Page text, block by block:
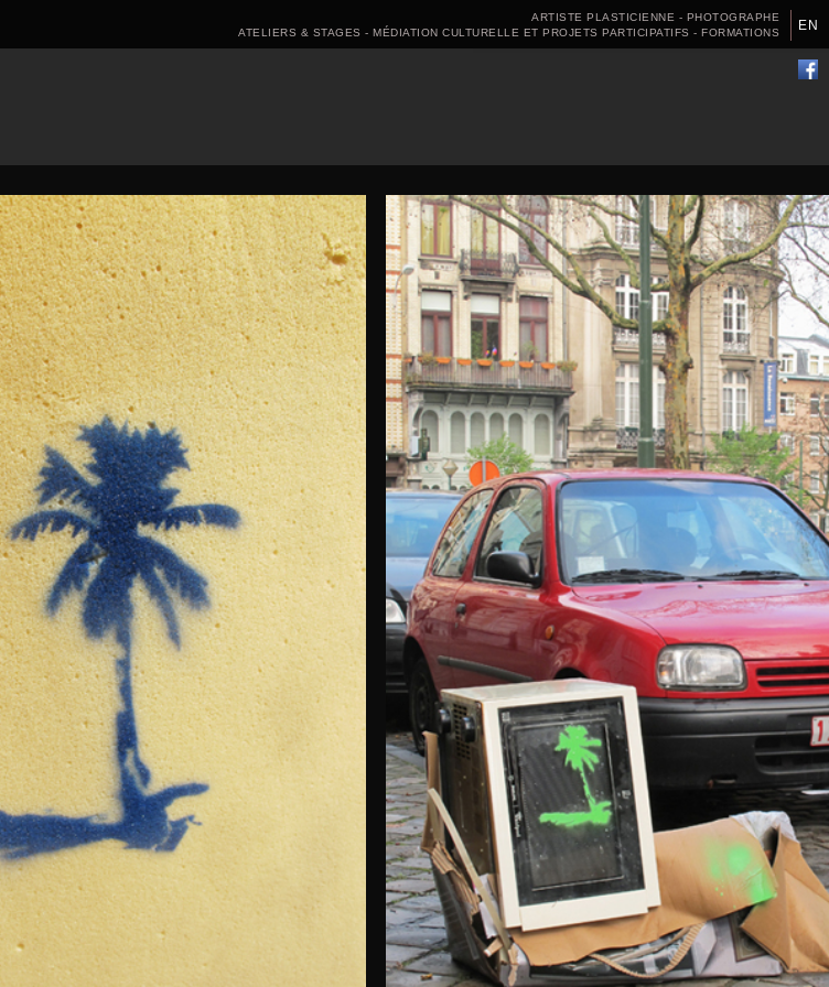
ARTISTE PLASTICIENNE - PHOTOGRAPHE
ATELIERS & STAGES - MÉDIATION CULTURELLE ET PROJETS PARTICIPATIFS - FORMATIONS
EN